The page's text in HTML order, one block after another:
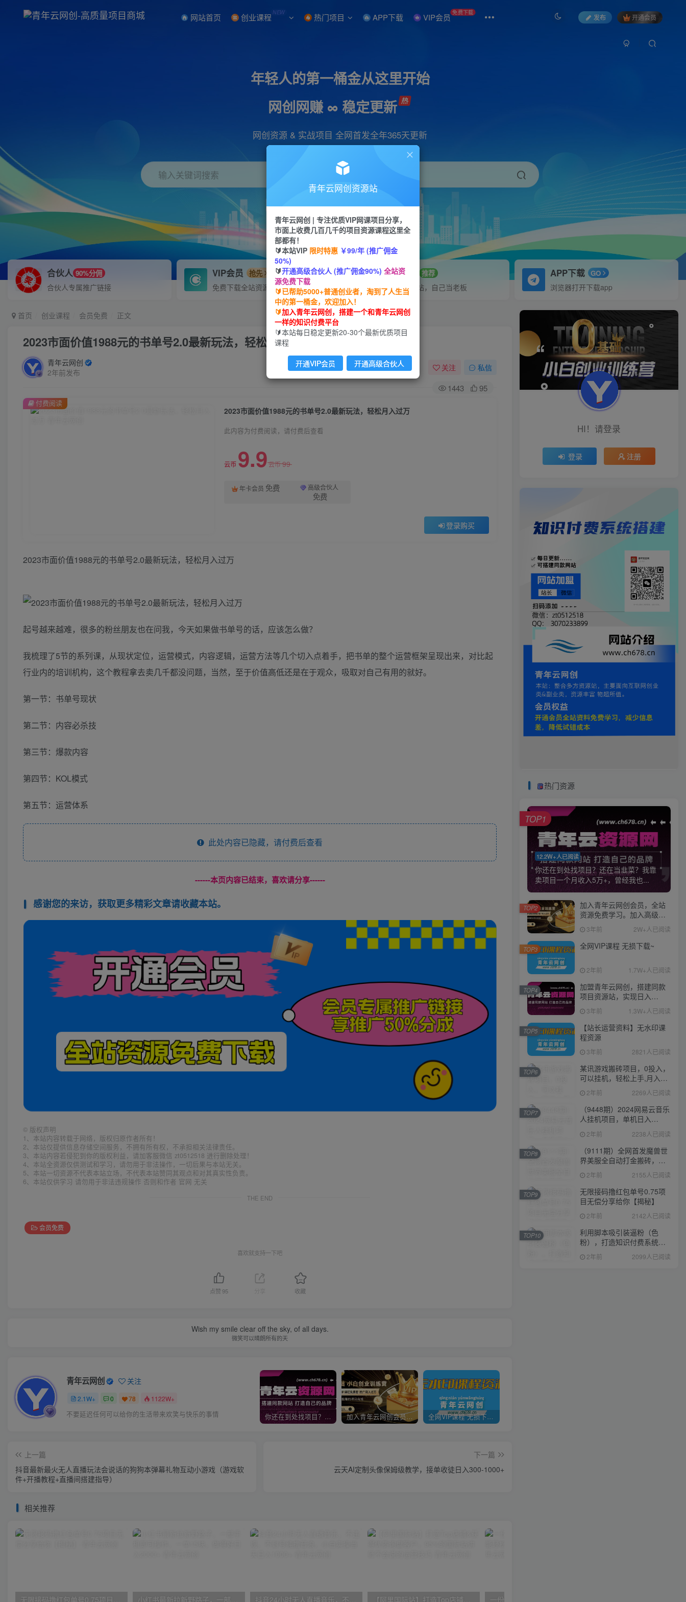
网站首页 创业课程 NEW 热门项目 APP下载 VIP会员 免费下载
发布 开通会员
年轻人的第一桶金从这里开始
网创网赚 ∞ 稳定更新
网创资源 & 实战项目 全网首发全年365天更新
输入关键词搜索
项目 引流 抖音 短视频 剪辑 会员
合伙人 90%分佣
合伙人专属推广链接
VIP会员 抢先
免费下载全站资源
招募站长 推荐
搭建同款网站，自己当老板
APP下载 GO
浏览器打开下载app
首页 创业课程 会员免费 正文
2023市面价值1988元的书单号2.0最新玩法，轻松月入过万
青年云网创
2年前发布
关注 私信
1443 95
2023市面价值1988元的书单号2.0最新玩法，轻松月入过万
此内容为付费阅读，请付费后查看
云币 9.9云币99
年卡会员 免费 高级合伙人
免费
登录购买
付费阅读
2023市面价值1988元的书单号2.0最新玩法，轻松月入过万
起号越来越难，很多的粉丝朋友也在问我，今天如果做书单号的话，应该怎么做？
我梳理了5节的系列课，从现状定位，运营模式，内容逻辑，运营方法等几个切入点着手，把书单的整个运营框架呈现出来，对比起
行业内的培训机构，这个教程拿去卖几千都没问题，当然，至于价值高低还是在于观众，吸取对自己有用的就好。
第一节：书单号现状
第二节：内容必杀技
第三节：爆款内容
第四节：KOL模式
第五节：运营体系
此处内容已隐藏，请付费后查看
------本页内容已结束，喜欢请分享------
感谢您的来访，获取更多精彩文章请收藏本站。
© 版权声明
1、本站内容转载于网络，版权归原作者所有！
2、本站仅提供信息存储空间服务，不拥有所有权，不承担相关法律责任。
3、本站内容若侵犯到你的版权利益，请加客服微信 zt0512518 进行删除处理！
4、本站全资源仅供测试和学习，请勿用于非法操作，一切后果与本站无关。
5、本站一切资源不代表本站立场，不代表本站赞同其观点和对其真实性负责。
6、本站仅供学习 请勿用于非法违规操作 否则和作者 官网 无关
THE END
会员免费
喜欢就支持一下吧
点赞95 收藏
Wish my smile clear off the sky, of all days.
微笑可以晴朗所有的天
青年云网创 关注
2.1W+ 0 78 1122W+
不要延迟任何可以给你的生活带来欢笑与快乐的事情 你还在到处找项目？还在当韭菜？我靠卖项目一个月收入5万+，曾经我也是个失败者。 加入青年云网创会员，全站资源免费学习。加入高级合伙人，推广日入1000+ 全网VIP课程 无损下载~
上一篇
抖音最新最火无人直播玩法会说话的狗狗本弹幕礼物互动小游戏（游戏软
件+开播教程+直播间搭建指导）
下一篇
云天AI定制头像保姆级教学，接单收徒日入300-1000+
相关推荐
HI！请登录
登录 注册
热门资源
12.2W+人已阅读
你还在到处找项目？还在当韭菜？我靠
卖项目一个月收入5万+，曾经我也...
TOP1
加入青年云网创会员，全站
资源免费学习。加入高级合
伙人，推广日入1000+
3年前 2W+人已阅读
TOP2
全网VIP课程 无损下载~
2年前 1.7W+人已阅读
TOP3
加盟青年云网创，搭建同款
项目资源站，实现日入
2000+
3年前 1.3W+人已阅读
TOP4
【站长运营资料】无水印课
程资源
3年前 2821人已阅读
TOP5
某讯游戏搬砖项目，0投入，
可以挂机，轻松上手,月入
3000+上不封顶
2年前 2269人已阅读
TOP6
（9448期）2024网易云音乐
人挂机项目，单机日入
150+，无脑月入5000+
2年前 2238人已阅读
TOP7
（9111期）全网首发魔兽世
界美服全自动打金搬砖，日
入1000+，简单好操作，保
姆级教学
2年前 2155人已阅读
TOP8
无限接码撸红包单号0.75项
目无偿分享给你【揭秘】
2年前 2142人已阅读
TOP9
利用脚本吸引装逼粉（色
粉），打造知识付费系统，
附388元美女写真项目
2年前 2099人已阅读
TOP10
青年云网创资源站
青年云网创 | 专注优质VIP网课项目分享，
市面上收费几百几千的项目资源课程这里全
部都有！
🔰本站VIP 限时特惠 ￥99/年 (推广佣金
50%)
🔰开通高级合伙人 (推广佣金90%) 全站资
源免费下载
🔰已帮助5000+普通创业者，淘到了人生当
中的第一桶金，欢迎加入！
🔰加入青年云网创，搭建一个和青年云网创
一样的知识付费平台
🔰本站每日稳定更新20-30个最新优质项目
课程
开通VIP会员 开通高级合伙人